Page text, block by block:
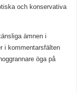
och konservativa
ämnen i
i kommentarsfälten
öga på